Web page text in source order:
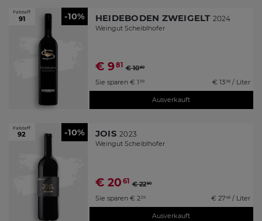
Falstaff
91 -10% HEIDEBODEN ZWEIGELT 2024
Weingut Scheiblhofer
€ 981 €1090
Sie sparen € 1 09 € 1308/ Liter
Ausverkauft
Falstaff
92 -10% JOIS2023
Weingut Scheiblhofer
€ 20 61 €2290
Sie sparen € 229 € 2748/ Liter
Ausverkauft